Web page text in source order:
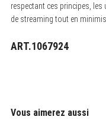
respectant ces principes, les
de streaming tout en
ART.1067924
Vous aimerez aussi